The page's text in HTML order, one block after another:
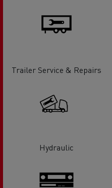
Trailer Service & Repairs
Hydraulic